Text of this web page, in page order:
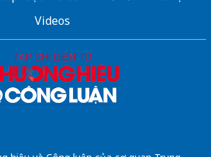
Videos